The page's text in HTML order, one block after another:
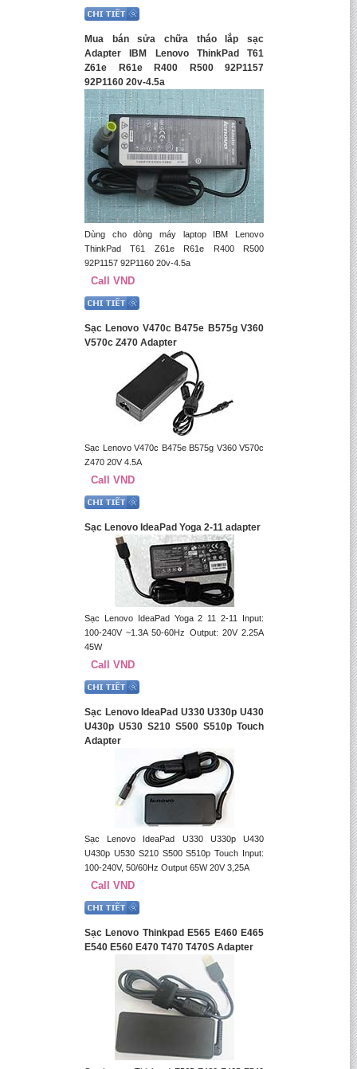
Mua bán sửa chữa tháo lắp sạc
Adapter IBM Lenovo ThinkPad T61
Z61e R61e R400 R500 92P1157
92P1160 20v-4.5a
Dùng cho dòng máy laptop IBM Lenovo
ThinkPad T61 Z61e R61e R400 R500
92P1157 92P1160 20v-4.5a
Call VND
Sạc Lenovo V470c B475e B575g V360
V570c Z470 Adapter
Sạc Lenovo V470c B475e B575g V360 V570c
Z470 20V 4.5A
Call VND
Sạc Lenovo IdeaPad Yoga 2-11 adapter
Sạc Lenovo IdeaPad Yoga 2 11 2-11 Input:
100-240V ~1.3A 50-60Hz Output: 20V 2.25A
45W
Call VND
Sạc Lenovo IdeaPad U330 U330p U430
U430p U530 S210 S500 S510p Touch
Adapter
Sạc Lenovo IdeaPad U330 U330p U430
U430p U530 S210 S500 S510p Touch Input:
100-240V, 50/60Hz Output 65W 20V 3,25A
Call VND
Sạc Lenovo Thinkpad E565 E460 E465
E540 E560 E470 T470 T470S Adapter